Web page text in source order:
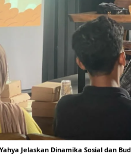
Jelaskan Dinamika Sosial dan